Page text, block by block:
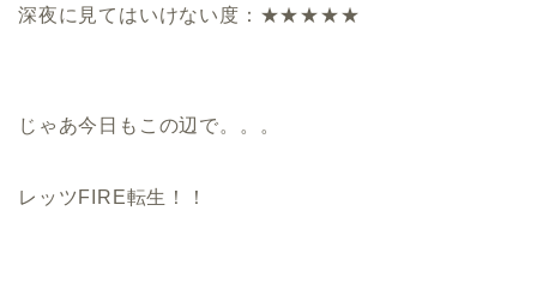
深夜に見てはいけない度：★★★★★
じゃあ今日もこの辺で。。。
レッツFIRE転生！！